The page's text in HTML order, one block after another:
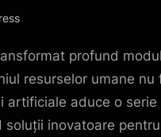
profund
resurselor umane nu
artificiale aduce o
soluții inovatoare